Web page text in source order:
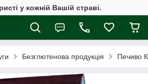
у кожній Вашій страві.
Безглютенова продукція Печиво